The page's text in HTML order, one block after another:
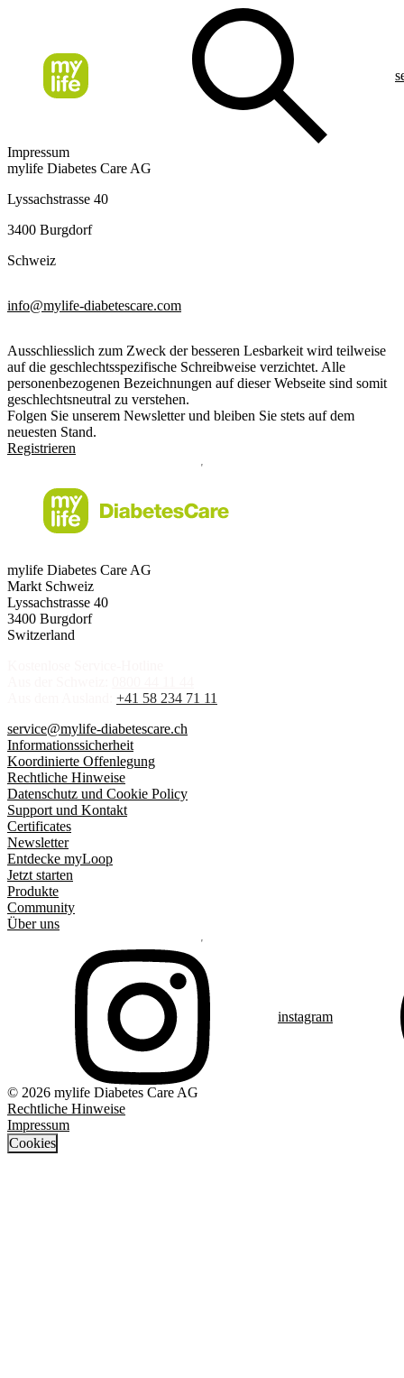
Impressum
mylife Diabetes Care AG
Lyssachstrasse 40
3400 Burgdorf
Schweiz
info@mylife-diabetescare.com
Ausschliesslich zum Zweck der besseren Lesbarkeit wird teilweise
auf die geschlechtsspezifische Schreibweise verzichtet. Alle
personenbezogenen Bezeichnungen auf dieser Webseite sind somit
geschlechtsneutral zu verstehen.
Folgen Sie unserem Newsletter und bleiben Sie stets auf dem
neuesten Stand.
Registrieren
mylife Diabetes Care AG
Markt Schweiz
Lyssachstrasse 40
3400 Burgdorf
Switzerland
+41 58 234 71 11
service@mylife-diabetescare.ch
Informationssicherheit
Koordinierte Offenlegung
Rechtliche Hinweise
Datenschutz und Cookie Policy
Support und Kontakt
Certificates
Newsletter
Entdecke myLoop
Jetzt starten
Produkte
Community
Über uns
instagram
© 2026 mylife Diabetes Care AG
Rechtliche Hinweise
Impressum
Cookies